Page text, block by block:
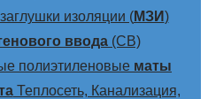
изоляции (МЗИ)
ввода (СВ)
полиэтиленовые маты
Теплосеть, Канализация,